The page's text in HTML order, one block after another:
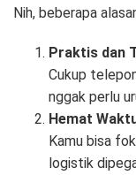
Nih, beberapa
Praktis dan
Cukup
nggak perlu
Hemat
Kamu bisa
logistik